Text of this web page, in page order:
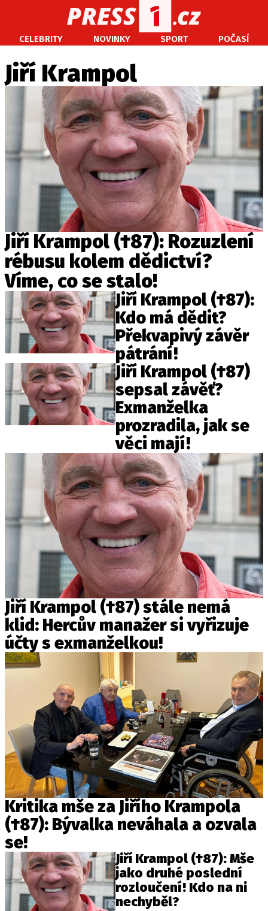
CELEBRITY NOVINKY SPORT POČASÍ
CELEBRITY NOVINKY SPORT POČASÍ
Máte příběh, fotku nebo video?
Pošlete e-mail na PRESS1.cz
O NÁS
O REDAKCI
KONTAKT
VYDAVATEL
Jiří Krampol
Jiří Krampol (†87): Rozuzlení
rébusu kolem dědictví?
Víme, co se stalo!
Jiří Krampol (†87):
Kdo má dědit?
Překvapivý závěr
pátrání!
Jiří Krampol (†87)
sepsal závěť?
Exmanželka
prozradila, jak se
věci mají!
Jiří Krampol (†87) stále nemá
klid: Hercův manažer si vyřizuje
účty s exmanželkou!
Kritika mše za Jiřího Krampola
(†87): Bývalka neváhala a ozvala
se!
Jiří Krampol (†87): Mše
jako druhé poslední
rozloučení! Kdo na ni
nechyběl?